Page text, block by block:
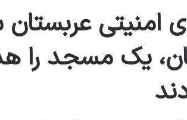
امنیتی
یک مسجد را